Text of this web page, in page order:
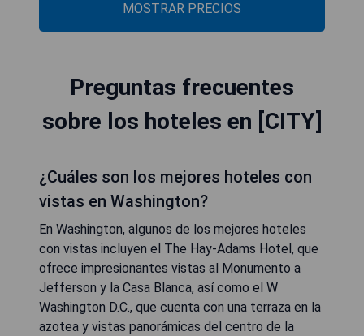
MOSTRAR PRECIOS
Preguntas frecuentes
sobre los hoteles en [CITY]
¿Cuáles son los mejores hoteles con
vistas en Washington?
En Washington, algunos de los mejores hoteles
con vistas incluyen el The Hay-Adams Hotel, que
ofrece impresionantes vistas al Monumento a
Jefferson y la Casa Blanca, así como el W
Washington D.C., que cuenta con una terraza en la
azotea y vistas panorámicas del centro de la